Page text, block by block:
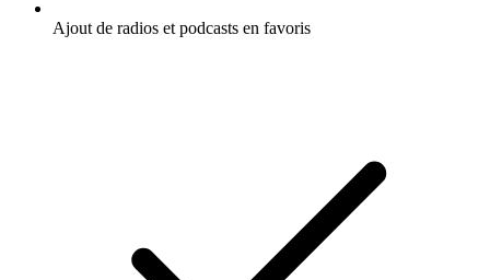
Ajout de radios et podcasts en favoris